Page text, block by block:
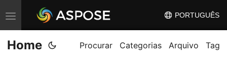
A
l
t
PORTUGUÊS
Home Procurar Categorias Arquivo Tag